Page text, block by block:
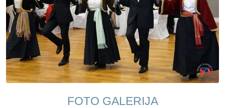
FOTO GALERIJA